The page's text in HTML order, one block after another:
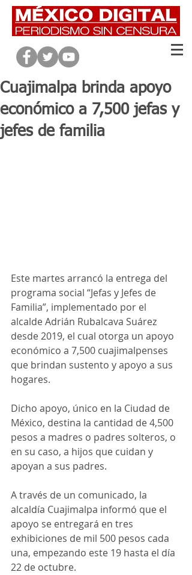
Cuajimalpa brinda apoyo
económico a 7,500 jefas y
jefes de familia
Este martes arrancó la entrega del
programa social “Jefas y Jefes de
Familia”, implementado por el
alcalde Adrián Rubalcava Suárez
desde 2019, el cual otorga un apoyo
económico a 7,500 cuajimalpenses
que brindan sustento y apoyo a sus
hogares.
Dicho apoyo, único en la Ciudad de
México, destina la cantidad de 4,500
pesos a madres o padres solteros, o
en su caso, a hijos que cuidan y
apoyan a sus padres.
A través de un comunicado, la
alcaldía Cuajimalpa informó que el
apoyo se entregará en tres
exhibiciones de mil 500 pesos cada
una, empezando este 19 hasta el día
22 de octubre.